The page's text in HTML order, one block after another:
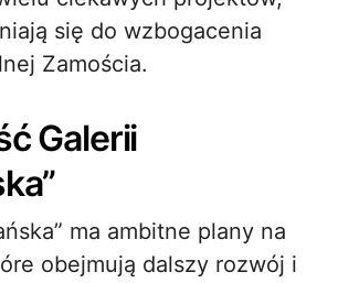
się do wzbogacenia
Zamościa.
Galerii
ma ambitne plany na
obejmują dalszy rozwój i